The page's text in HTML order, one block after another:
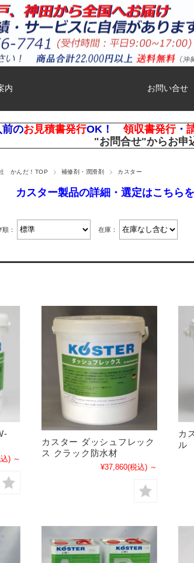
内 お問い合せ
前のお見積書発行OK！ 領収書発行・
"お問合せ"からお申
かんだ！TOP 補修剤・潤滑剤 カスター
カスター製品の詳細・選定はこちら
順： 在庫：
) ～
カスター ダッシュフレック
ス クラック防水材
¥37,860(税込) ～
カ
ル